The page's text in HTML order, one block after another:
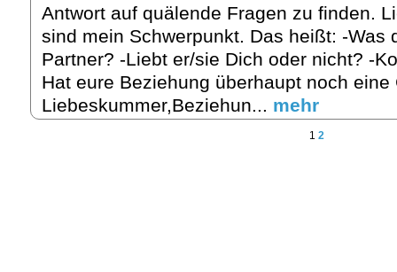
Antwort auf quälende Fragen zu finden.
sind mein Schwerpunkt. Das heißt: -Was
Partner? -Liebt er/sie Dich oder nicht? -
Hat eure Beziehung überhaupt noch eine
Liebeskummer,Beziehun... mehr
1 2